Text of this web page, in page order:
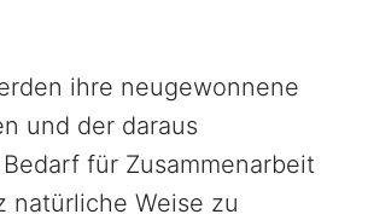
ihre neugewonnene
und der daraus
für Zusammenarbeit
natürliche Weise zu